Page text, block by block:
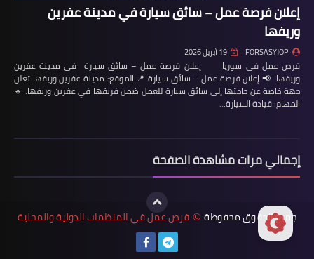
إعلان فرصة عمل – سائق سيارة في مدينة عفرين
وريفها
FORSASYJOP 19 أبريل 2026
فرص عمل في سوريا إعلان فرصة عمل – سائق سيارة في مدينة عفرين
وريفها 📢 إعلان فرصة عمل – سائق سيارة 📍 الموقع: مدينة عفرين وريفها تعلن
جهة خاصة عن حاجتها إلى سائق سيارة للعمل ضمن فريقها في عفرين وريفها. 🔹
المهام: قيادة السيارة…
إجمالي مرات مشاهدة الصفحة
جميع الحقوق محفوظة © فرص عمل في المنظمات الدولية والمحلية